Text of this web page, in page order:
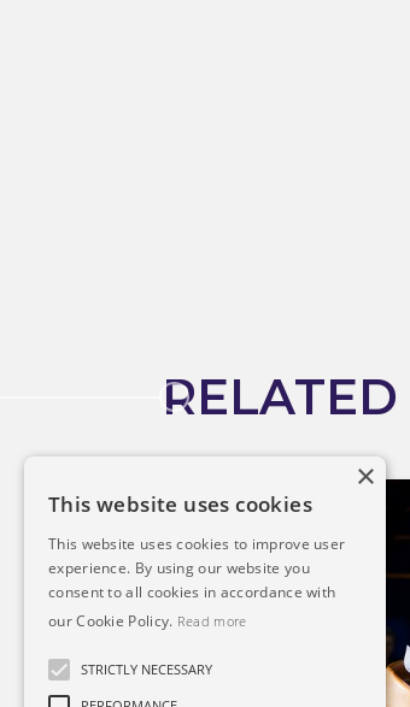
×
This website uses cookies
This website uses cookies to improve user
experience. By using our website you
consent to all cookies in accordance with
our Cookie Policy. Read more
STRICTLY NECESSARY